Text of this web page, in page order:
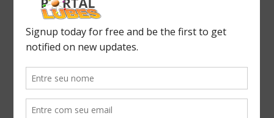
ALMUERZO Y NETWORK
14:00
Aplicaciones de aceites base en la fabricación
de grasas, con un enfoque en productos de
alta viscosidad
Colby Goggans- Ingeniero Técnico de Aceites
Básicos -ERGON